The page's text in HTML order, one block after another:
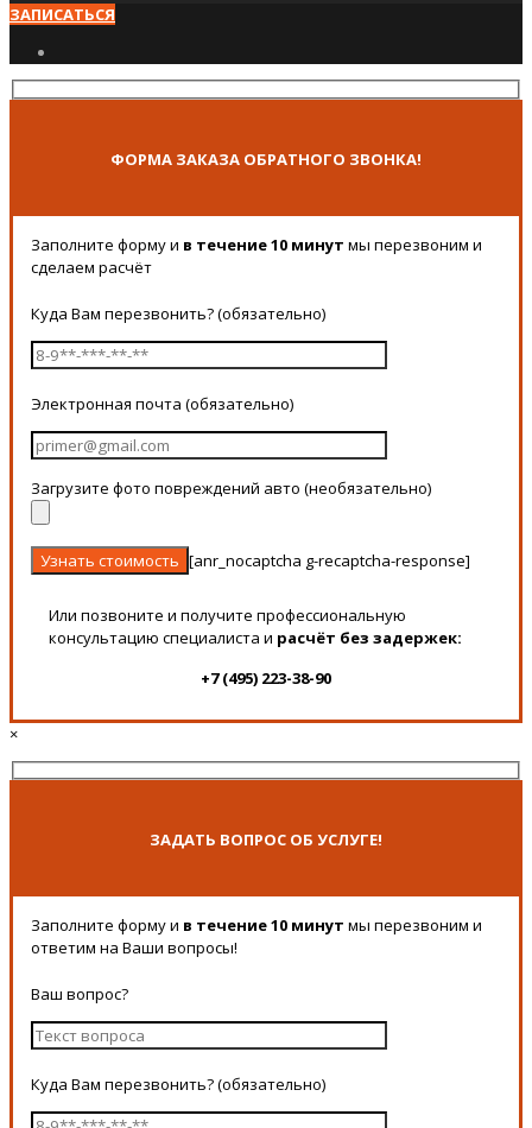
ЗАПИСАТЬСЯ
ФОРМА ЗАКАЗА ОБРАТНОГО ЗВОНКА!
Заполните форму и в течение 10 минут мы перезвоним и
сделаем расчёт
Куда Вам перезвонить? (обязательно)
Электронная почта (обязательно)
Загрузите фото повреждений авто (необязательно)
[anr_nocaptcha g-recaptcha-response]
Или позвоните и получите профессиональную
консультацию специалиста и расчёт без задержек:
+7 (495) 223-38-90
×
ЗАДАТЬ ВОПРОС ОБ УСЛУГЕ!
Заполните форму и в течение 10 минут мы перезвоним и
ответим на Ваши вопросы!
Ваш вопрос?
Куда Вам перезвонить? (обязательно)